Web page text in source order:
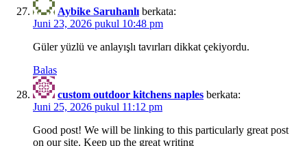
Aybike Saruhanlı berkata:
Juni 23, 2026 pukul 10:48 pm
Güler yüzlü ve anlayışlı tavırları dikkat çekiyordu.
Balas
custom outdoor kitchens naples berkata:
Juni 25, 2026 pukul 11:12 pm
Good post! We will be linking to this particularly great post
on our site. Keep up the great writing